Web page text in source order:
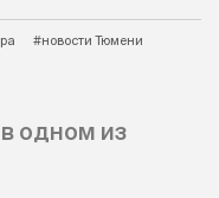
#новости Тюмени
одном из